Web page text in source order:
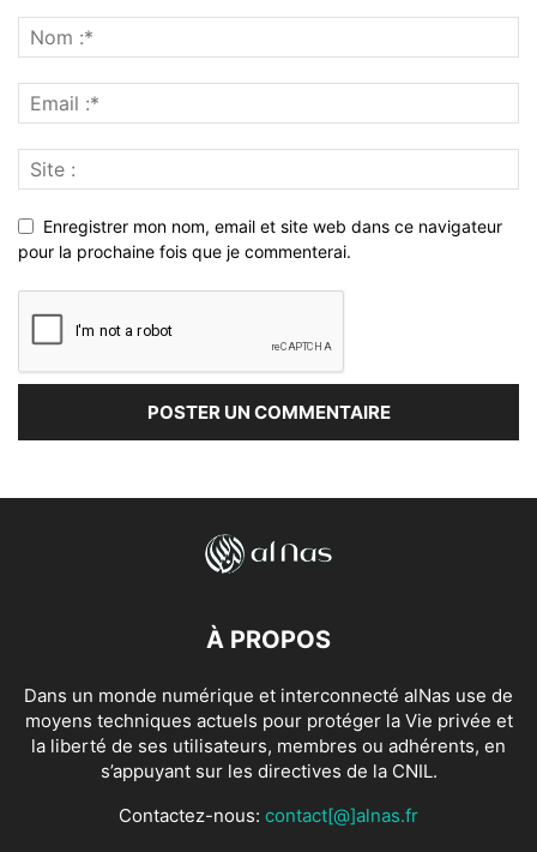
Enregistrer mon nom, email et site web dans ce navigateur
pour la prochaine fois que je commenterai.
À PROPOS
Dans un monde numérique et interconnecté alNas use de
moyens techniques actuels pour protéger la Vie privée et
la liberté de ses utilisateurs, membres ou adhérents, en
s’appuyant sur les directives de la CNIL.
Contactez-nous: contact[@]alnas.fr